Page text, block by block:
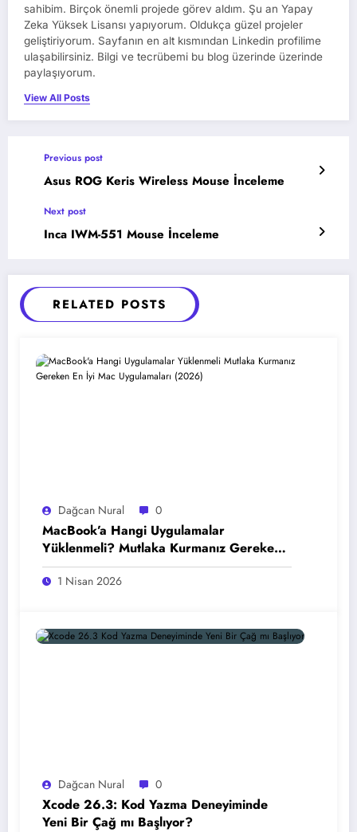
sahibim. Birçok önemli projede görev aldım. Şu an Yapay
Zeka Yüksek Lisansı yapıyorum. Oldukça güzel projeler
geliştiriyorum. Sayfanın en alt kısmından Linkedin profilime
ulaşabilirsiniz. Bilgi ve tecrübemi bu blog üzerinde üzerinde
paylaşıyorum.
View All Posts
Previous post
Asus ROG Keris Wireless Mouse İnceleme
Next post
Inca IWM-551 Mouse İnceleme
RELATED POSTS
Dağcan Nural 0
MacBook’a Hangi Uygulamalar
Yüklenmeli? Mutlaka Kurmanız Gereken
En İyi Mac Uygulamaları (2026)
1 Nisan 2026
Dağcan Nural 0
Xcode 26.3: Kod Yazma Deneyiminde
Yeni Bir Çağ mı Başlıyor?